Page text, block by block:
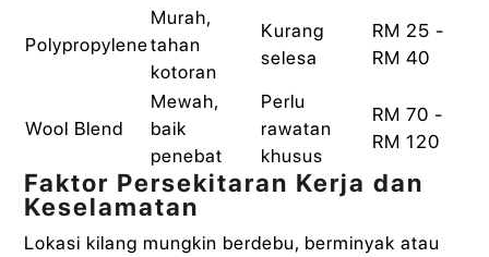
Polypropylene
Murah,
tahan
kotoran
Kurang
selesa
RM 25 -
RM 40
Wool Blend
Mewah,
baik
penebat
Perlu
rawatan
khusus
RM 70 -
RM 120
Faktor Persekitaran Kerja dan
Keselamatan
Lokasi kilang mungkin berdebu, berminyak atau